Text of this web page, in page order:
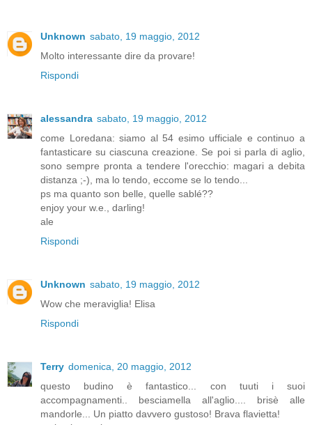
Unknown sabato, 19 maggio, 2012
Molto interessante dire da provare!
Rispondi
alessandra sabato, 19 maggio, 2012
come Loredana: siamo al 54 esimo ufficiale e continuo a
fantasticare su ciascuna creazione. Se poi si parla di aglio,
sono sempre pronta a tendere l'orecchio: magari a debita
distanza ;-), ma lo tendo, eccome se lo tendo...
ps ma quanto son belle, quelle sablé??
enjoy your w.e., darling!
ale
Rispondi
Unknown sabato, 19 maggio, 2012
Wow che meraviglia! Elisa
Rispondi
Terry domenica, 20 maggio, 2012
questo budino è fantastico... con tuuti i suoi
accompagnamenti.. besciamella all'aglio.... brisè alle
mandorle... Un piatto davvero gustoso! Brava flavietta!